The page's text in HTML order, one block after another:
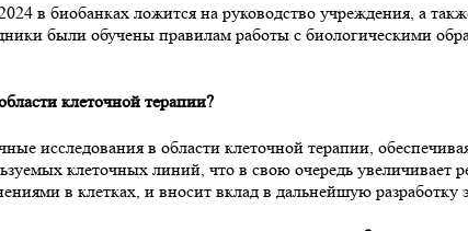
в биобанках ложится на руководство учреждения, а
были обучены правилам работы с биологическими
клеточной терапии?
исследования в области клеточной терапии,
клеточных линий, что в свою очередь
в клетках, и вносит вклад в дальнейшую разработку